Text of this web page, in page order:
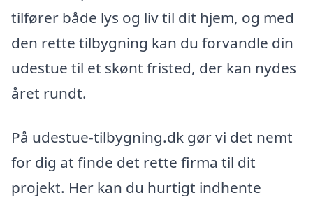
tilfører både lys og liv til dit hjem, og med
den rette tilbygning kan du forvandle din
udestue til et skønt fristed, der kan nydes
året rundt.
På udestue-tilbygning.dk gør vi det nemt
for dig at finde det rette firma til dit
projekt. Her kan du hurtigt indhente